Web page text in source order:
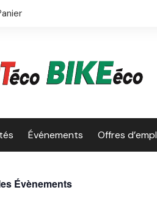
Événements Offres
Évènements